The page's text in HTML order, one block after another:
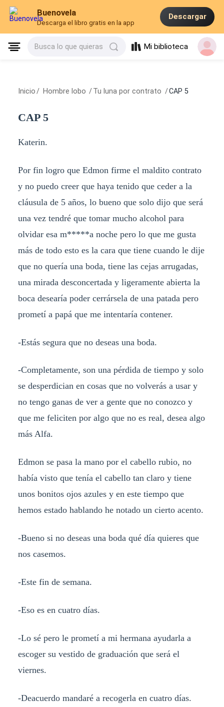
Buenovela
Descarga el libro gratis en la app
Descargar
Busca lo que quieras Mi biblioteca
Inicio / Hombre lobo /Tu luna por contrato /CAP 5
CAP 5
Katerin.
Por fin logro que Edmon firme el maldito contrato
y no puedo creer que haya tenido que ceder a la
cláusula de 5 años, lo bueno que solo dijo que será
una vez tendré que tomar mucho alcohol para
olvidar esa m*****a noche pero lo que me gusta
más de todo esto es la cara que tiene cuando le dije
que no quería una boda, tiene las cejas arrugadas,
una mirada desconcertada y ligeramente abierta la
boca desearía poder cerrársela de una patada pero
prometí a papá que me intentaría contener.
-Estás segura que no deseas una boda.
-Completamente, son una pérdida de tiempo y solo
se desperdician en cosas que no volverás a usar y
no tengo ganas de ver a gente que no conozco y
que me feliciten por algo que no es real, desea algo
más Alfa.
Edmon se pasa la mano por el cabello rubio, no
había visto que tenía el cabello tan claro y tiene
unos bonitos ojos azules y en este tiempo que
hemos estado hablando he notado un cierto acento.
-Bueno si no deseas una boda qué día quieres que
nos casemos.
-Este fin de semana.
-Eso es en cuatro días.
-Lo sé pero le prometí a mi hermana ayudarla a
escoger su vestido de graduación que será el
viernes.
-Deacuerdo mandaré a recogerla en cuatro días.